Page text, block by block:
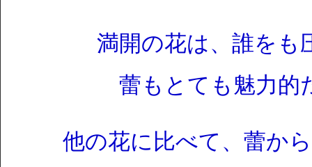
満開の花は、誰をも
蕾もとても魅力的
他の花に比べて、蕾か